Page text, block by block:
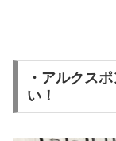
・アルクス
い！